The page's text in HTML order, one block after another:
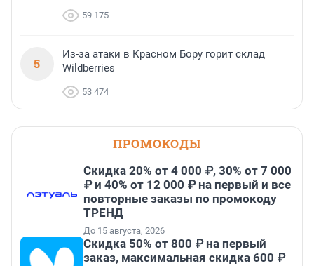
59 175
5
Из-за атаки в Красном Бору горит склад
Wildberries
53 474
ПРОМОКОДЫ
Скидка 20% от 4 000 ₽, 30% от 7 000
₽ и 40% от 12 000 ₽ на первый и все
повторные заказы по промокоду
ТРЕНД
До 15 августа, 2026
Скидка 50% от 800 ₽ на первый
заказ, максимальная скидка 600 ₽